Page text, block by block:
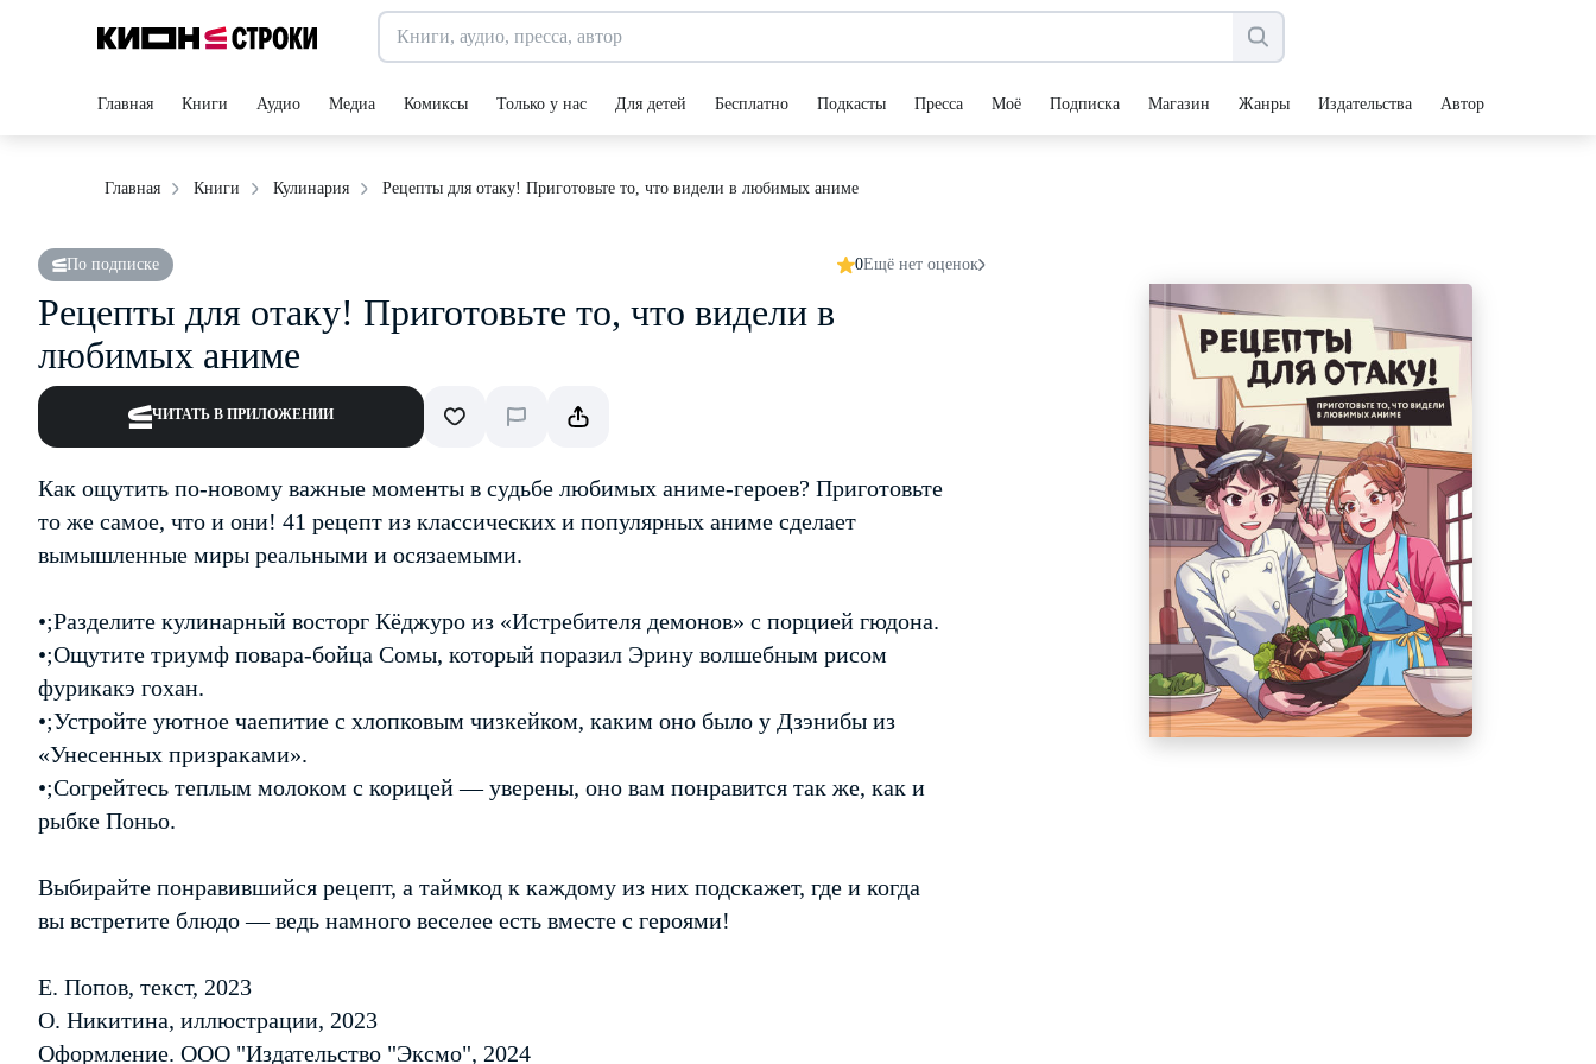
Главная Книги Аудио Медиа Комиксы Только у нас Для детей Бесплатно Подкасты Пресса Моё Подписка Магазин Жанры Издательства Авторы
Главная Книги Кулинария Рецепты для отаку! Приготовьте то, что видели в любимых аниме
По подписке 0Ещё нет оценок
Рецепты для отаку! Приготовьте то, что видели в
любимых аниме
ЧИТАТЬ В ПРИЛОЖЕНИИ
Как ощутить по-новому важные моменты в судьбе любимых аниме-героев? Приготовьте
то же самое, что и они! 41 рецепт из классических и популярных аниме сделает
вымышленные миры реальными и осязаемыми.
•;Разделите кулинарный восторг Кёджуро из «Истребителя демонов» с порцией гюдона.
•;Ощутите триумф повара-бойца Сомы, который поразил Эрину волшебным рисом
фурикакэ гохан.
•;Устройте уютное чаепитие с хлопковым чизкейком, каким оно было у Дзэнибы из
«Унесенных призраками».
•;Согрейтесь теплым молоком с корицей — уверены, оно вам понравится так же, как и
рыбке Поньо.
Выбирайте понравившийся рецепт, а таймкод к каждому из них подскажет, где и когда
вы встретите блюдо — ведь намного веселее есть вместе с героями!
Е. Попов, текст, 2023
О. Никитина, иллюстрации, 2023
Оформление. ООО "Издательство "Эксмо", 2024